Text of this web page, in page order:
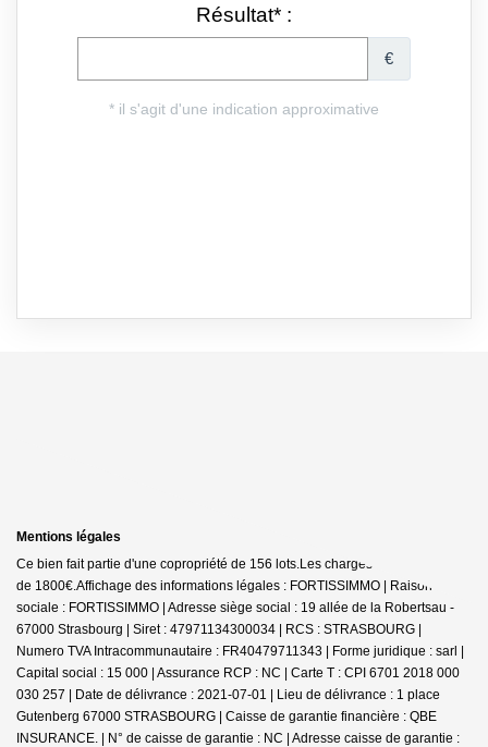
Mentions légales
Ce bien fait partie d'une copropriété de 156 lots.Les charges annuelles sont
de 1800€.Affichage des informations légales : FORTISSIMMO | Raison
sociale : FORTISSIMMO | Adresse siège social : 19 allée de la Robertsau -
67000 Strasbourg | Siret : 47971134300034 | RCS : STRASBOURG |
Numero TVA Intracommunautaire : FR40479711343 | Forme juridique : sarl |
Capital social : 15 000 | Assurance RCP : NC | Carte T : CPI 6701 2018 000
030 257 | Date de délivrance : 2021-07-01 | Lieu de délivrance : 1 place
Gutenberg 67000 STRASBOURG | Caisse de garantie financière : QBE
INSURANCE. | N° de caisse de garantie : NC | Adresse caisse de garantie :